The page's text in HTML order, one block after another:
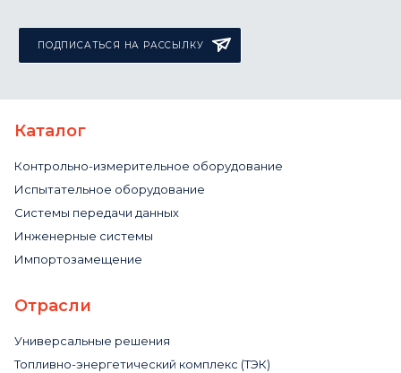
ПОДПИСАТЬСЯ НА РАССЫЛКУ
Каталог
Контрольно-измерительное оборудование
Испытательное оборудование
Системы передачи данных
Инженерные системы
Импортозамещение
Отрасли
Универсальные решения
Топливно-энергетический комплекс (ТЭК)